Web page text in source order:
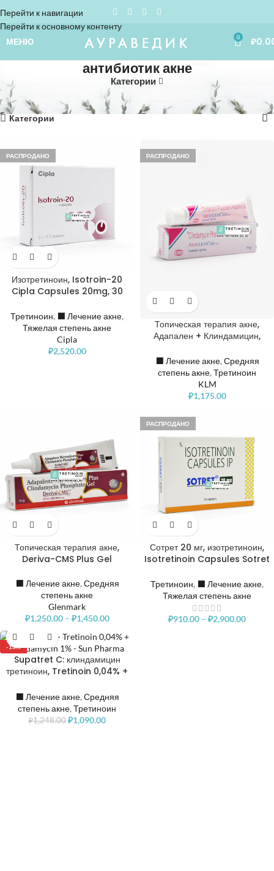
Перейти к навигации
Перейти к основному контенту
МЕНЮ 0 ₽
антибиотик акне
Категории
Home Показаны все (5)
Категории
РАСПРОДАНО
Изотретиноин, Isotroin-20
Cipla Capsules 20mg, 30
Третиноин, ⬛️ Лечение акне,
Тяжелая степень акне
Cipla
₽2,520.00
РАСПРОДАНО
Топическая терапия акне,
Адапален + Клиндамицин,
Gel, Adapalene 0,1% +
Clindamycin 1%
⬛️ Лечение акне, Средняя
степень акне, Третиноин
KLM
₽1,175.00
Топическая терапия акне,
Deriva-CMS Plus Gel
⬛️ Лечение акне, Средняя
степень акне
Glenmark
₽1,250.00 – ₽1,450.00
РАСПРОДАНО
Сотрет 20 мг, изотретиноин,
Isotretinoin Capsules Sotret
Третиноин, ⬛️ Лечение акне,
Тяжелая степень акне
₽910.00 – ₽2,900.00
-13%
Supatret C: клиндамицин
третиноин, Tretinoin 0,04% +
⬛️ Лечение акне, Средняя
степень акне, Третиноин
₽1,248.00 ₽1,090.00